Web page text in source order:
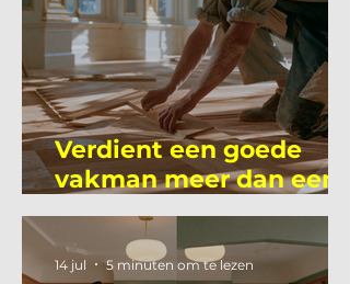
Verdient een goede
vakman meer dan een
gemiddelde
academicus?
14 jul 5 minuten om te lezen